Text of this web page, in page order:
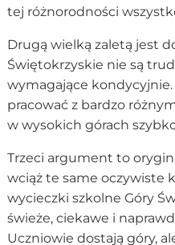
tej różnorodności
Drugą wielką zaletą jest
Świętokrzyskie nie są
wymagające kondycyjnie.
pracować z bardzo
w wysokich górach
Trzeci argument to
wciąż te same oczywiste
wycieczki szkolne Góry
świeże, ciekawe i
Uczniowie dostają góry,